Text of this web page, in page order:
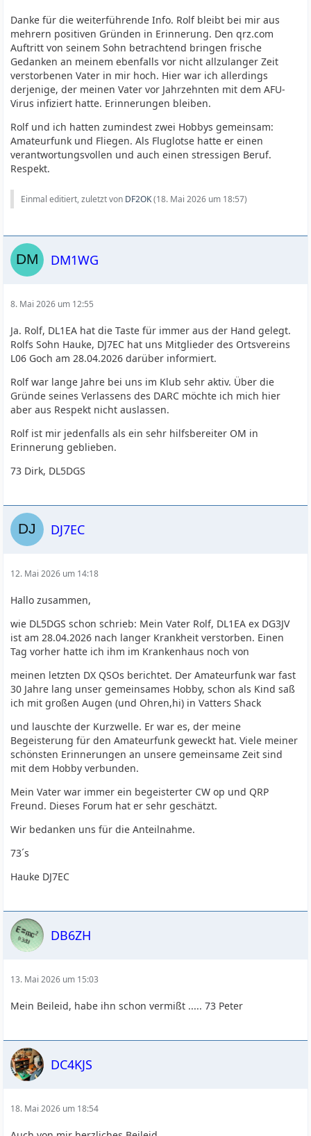
Danke für die weiterführende Info. Rolf bleibt bei mir aus
mehrern positiven Gründen in Erinnerung. Den qrz.com
Auftritt von seinem Sohn betrachtend bringen frische
Gedanken an meinem ebenfalls vor nicht allzulanger Zeit
verstorbenen Vater in mir hoch. Hier war ich allerdings
derjenige, der meinen Vater vor Jahrzehnten mit dem AFU-
Virus infiziert hatte. Erinnerungen bleiben.
Rolf und ich hatten zumindest zwei Hobbys gemeinsam:
Amateurfunk und Fliegen. Als Fluglotse hatte er einen
verantwortungsvollen und auch einen stressigen Beruf.
Respekt.
Einmal editiert, zuletzt von DF2OK(18. Mai 2026 um 18:57)
DM1WG
8. Mai 2026 um 12:55
Ja. Rolf, DL1EA hat die Taste für immer aus der Hand gelegt.
Rolfs Sohn Hauke, DJ7EC hat uns Mitglieder des Ortsvereins
L06 Goch am 28.04.2026 darüber informiert.
Rolf war lange Jahre bei uns im Klub sehr aktiv. Über die
Gründe seines Verlassens des DARC möchte ich mich hier
aber aus Respekt nicht auslassen.
Rolf ist mir jedenfalls als ein sehr hilfsbereiter OM in
Erinnerung geblieben.
73 Dirk, DL5DGS
DJ7EC
12. Mai 2026 um 14:18
Hallo zusammen,
wie DL5DGS schon schrieb: Mein Vater Rolf, DL1EA ex DG3JV
ist am 28.04.2026 nach langer Krankheit verstorben. Einen
Tag vorher hatte ich ihm im Krankenhaus noch von
meinen letzten DX QSOs berichtet. Der Amateurfunk war fast
30 Jahre lang unser gemeinsames Hobby, schon als Kind saß
ich mit großen Augen (und Ohren,hi) in Vatters Shack
und lauschte der Kurzwelle. Er war es, der meine
Begeisterung für den Amateurfunk geweckt hat. Viele meiner
schönsten Erinnerungen an unsere gemeinsame Zeit sind
mit dem Hobby verbunden.
Mein Vater war immer ein begeisterter CW op und QRP
Freund. Dieses Forum hat er sehr geschätzt.
Wir bedanken uns für die Anteilnahme.
73´s
Hauke DJ7EC
DB6ZH
13. Mai 2026 um 15:03
Mein Beileid, habe ihn schon vermißt ..... 73 Peter
DC4KJS
18. Mai 2026 um 18:54